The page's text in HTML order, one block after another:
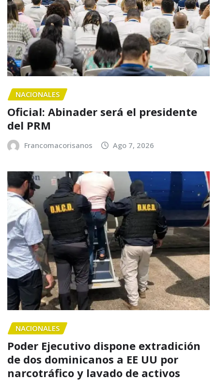
NACIONALES
Oficial: Abinader será el presidente
del PRM
Francomacorisanos Ago 7, 2026
NACIONALES
Poder Ejecutivo dispone extradición
de dos dominicanos a EE UU por
narcotráfico y lavado de activos